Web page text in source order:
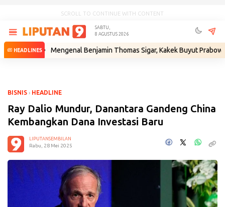
SCROLL TO CONTINUE WITH CONTENT
SABTU,
8 AGUSTUS 2026
HEADLINES
• Mengenal Benjamin Thomas Sigar, Kakek Buyut Prabowo dari
BISNIS › HEADLINE
Ray Dalio Mundur, Danantara Gandeng China
Kembangkan Dana Investasi Baru
LIPUTANSEMBILAN
Rabu, 28 Mei 2025